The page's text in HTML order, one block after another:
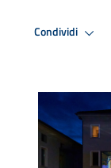
Condividi